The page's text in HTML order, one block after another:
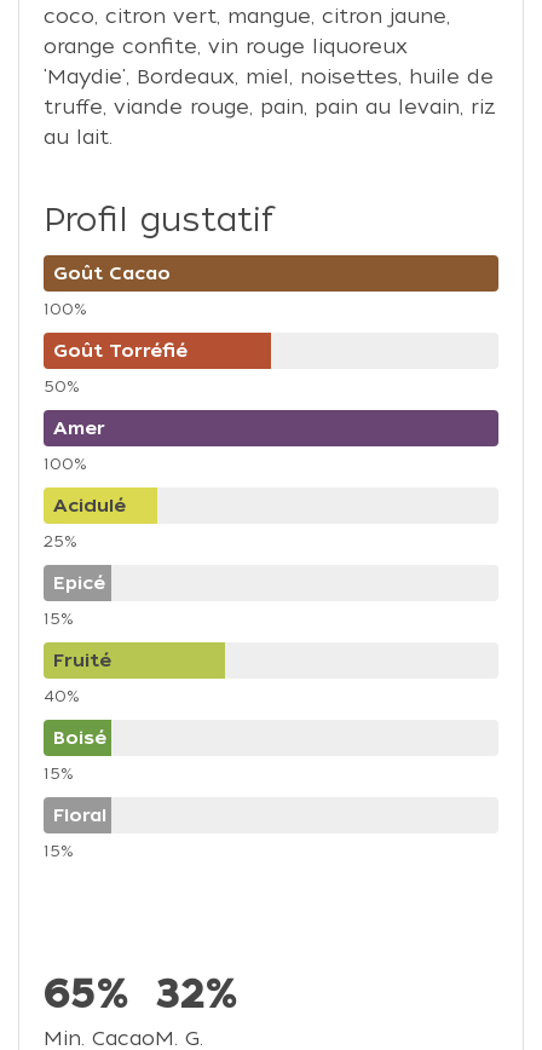
coco, citron vert, mangue, citron jaune,
orange confite, vin rouge liquoreux
'Maydie', Bordeaux, miel, noisettes, huile de
truffe, viande rouge, pain, pain au levain, riz
au lait.
Profil gustatif
Goût Cacao
100%
Goût Torréfié
50%
Amer
100%
Acidulé
25%
Epicé
15%
Fruité
40%
Boisé
15%
Floral
15%
65%
Min. Cacao
32%
M. G.